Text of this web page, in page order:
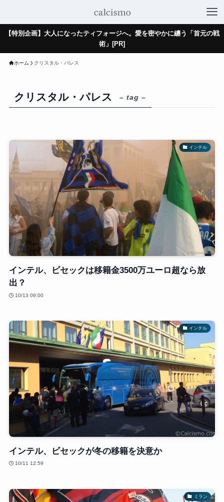
【特別企画】大人になったティフォージへ。愛を密やかに纏う「首元の戦
術」[PR]
ホーム クリスタル・パレス
クリスタル・パレス – tag –
インテル
インテル、ビセックは移籍金3500万ユーロ超なら放
出？
10/13 09:00
インテル
インテル、ビセックが冬の移籍を決意か
10/11 12:59
ミラン